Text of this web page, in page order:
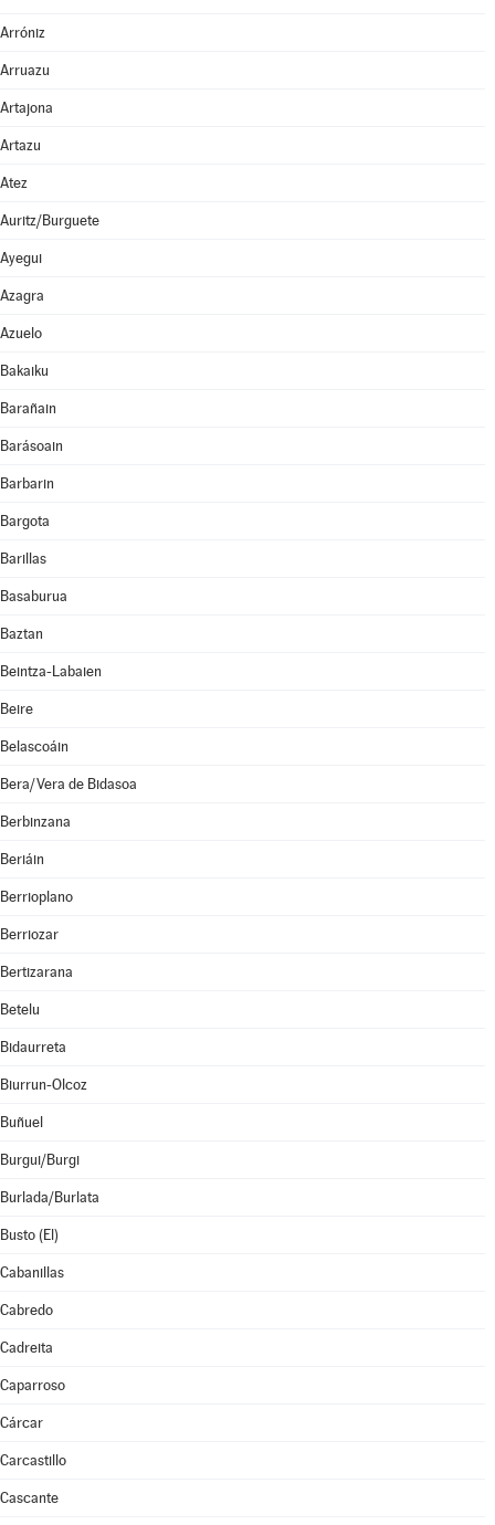
Arróniz
Arruazu
Artajona
Artazu
Atez
Auritz/Burguete
Ayegui
Azagra
Azuelo
Bakaiku
Barañain
Barásoain
Barbarin
Bargota
Barillas
Basaburua
Baztan
Beintza-Labaien
Beire
Belascoáin
Bera/Vera de Bidasoa
Berbinzana
Beriáin
Berrioplano
Berriozar
Bertizarana
Betelu
Bidaurreta
Biurrun-Olcoz
Buñuel
Burgui/Burgi
Burlada/Burlata
Busto (El)
Cabanillas
Cabredo
Cadreita
Caparroso
Cárcar
Carcastillo
Cascante